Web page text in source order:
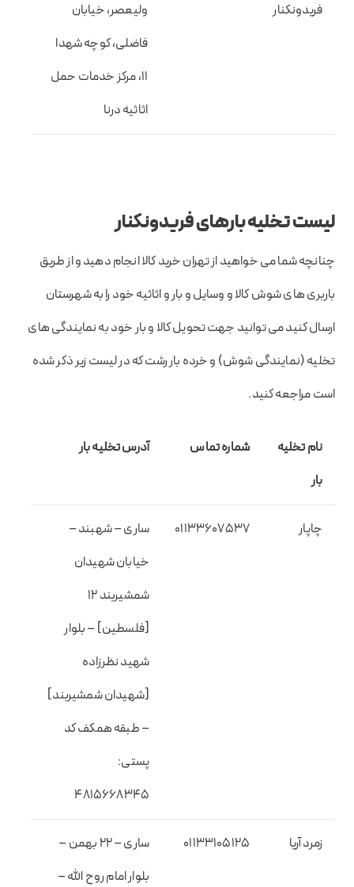
فریدونکنار
ولیعصر، خیابان
فاضلی، کوچه شهدا
11، مرکز خدمات حمل
اثاثیه درنا
لیست تخلیه بارهای فریدونکنار
چنانچه شما می خواهید از تهران خرید کالا انجام دهید و از طریق
باربری های شوش کالا و وسایل و بار و اثاثیه خود را به شهرستان
ارسال کنید می توانید جهت تحویل کالا و بار خود به نمایندگی های
تخلیه (نمایندگی شوش) و خرده بار رشت که در لیست زیر ذکر شده
است مراجعه کنید.
نام تخلیه
بار
شماره تماس آدرس تخلیه بار
چاپار 01133607537
ساری – شهبند –
خیابان شهیدان
شمشیربند ۱۲
[فلسطین] – بلوار
شهید نظرزاده
[شهیدان شمشیربند]
– طبقه همکف کد
پستی:
۴۸۱۵۶۶۸۳۴۵
زمرد آریا 01133105125
ساری – ۲۲ بهمن –
بلوار امام روح الله –